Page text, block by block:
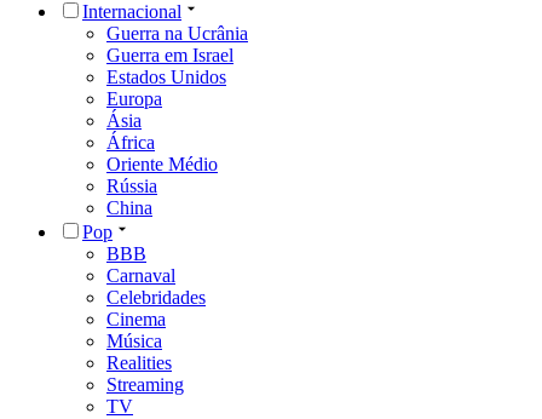
Internacional
Guerra na Ucrânia
Guerra em Israel
Estados Unidos
Europa
Ásia
África
Oriente Médio
Rússia
China
Pop
BBB
Carnaval
Celebridades
Cinema
Música
Realities
Streaming
TV